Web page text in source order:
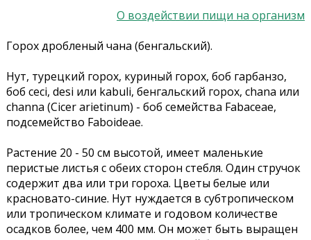
О воздействии пищи на организм
Горох дробленый чана (бенгальский).
Нут, турецкий горох, куриный горох, боб гарбанзо,
боб ceci, desi или kabuli, бенгальский горох, chana или
channa (Cicer arietinum) - боб семейства Fabaceae,
подсемейство Faboideae.
Растение 20 - 50 см высотой, имеет маленькие
перистые листья с обеих сторон стебля. Один стручок
содержит два или три гороха. Цветы белые или
красновато-синие. Нут нуждается в субтропическом
или тропическом климате и годовом количестве
осадков более, чем 400 мм. Он может быть выращен